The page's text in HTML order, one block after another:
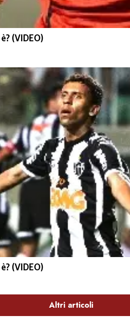
(VIDEO)
(VIDEO)
Altri articoli